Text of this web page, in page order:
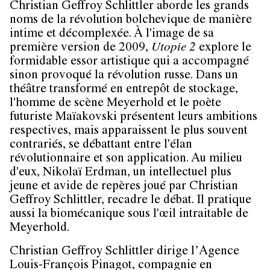
Christian Geffroy Schlittler aborde les grands
noms de la révolution bolchevique de manière
intime et décomplexée. À l'image de sa
première version de 2009, Utopie 2 explore le
formidable essor artistique qui a accompagné
sinon provoqué la révolution russe. Dans un
théâtre transformé en entrepôt de stockage,
l'homme de scène Meyerhold et le poète
futuriste Maïakovski présentent leurs ambitions
respectives, mais apparaissent le plus souvent
contrariés, se débattant entre l'élan
révolutionnaire et son application. Au milieu
d'eux, Nikolaï Erdman, un intellectuel plus
jeune et avide de repères joué par Christian
Geffroy Schlittler, recadre le débat. Il pratique
aussi la biomécanique sous l'œil intraitable de
Meyerhold.
Christian Geffroy Schlittler dirige l’Agence
Louis-François Pinagot, compagnie en